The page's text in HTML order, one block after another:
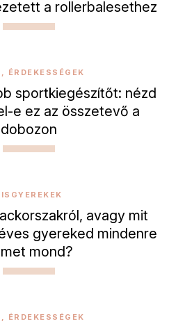
a rollerbalesethez
ÉRDEKESSÉGEK
sportkiegészítőt: nézd
e ez az összetevő a
dobozon
avagy mit
gyereked mindenre
mond?
ÉRDEKESSÉGEK